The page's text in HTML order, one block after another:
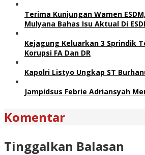
Terima Kunjungan Wamen
Mulyana Bahas Isu Aktual Di
Kejagung Keluarkan 3 Sprindik
Korupsi FA Dan DR
Kapolri Listyo Ungkap ST
Jampidsus Febrie Adriansyah
Komentar
Tinggalkan Balasan